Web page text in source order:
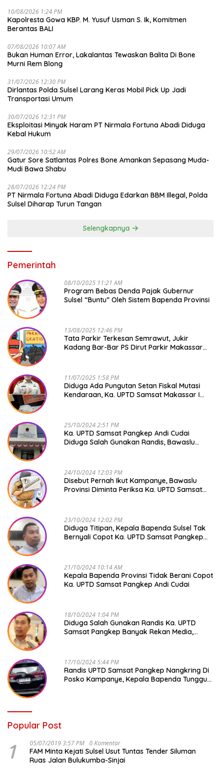
10/08/2026 1:24 PM
Kapolresta Gowa KBP. M. Yusuf Usman S. Ik, Komitmen
Berantas BALI
07/08/2026 10:07 AM
Bukan Human Error, Lakalantas Tewaskan Balita Di Bone
Murni Rem Blong
31/07/2026 12:30 PM
Dirlantas Polda Sulsel Larang Keras Mobil Pick Up Jadi
Transportasi Umum
30/07/2026 12:31 PM
Eksploitasi Minyak Haram PT Nirmala Fortuna Abadi Diduga
Kebal Hukum
29/07/2026 10:52 AM
Gatur Sore Satlantas Polres Bone Amankan Sepasang Muda-
Mudi Bawa Shabu
28/07/2026 12:24 PM
PT Nirmala Fortuna Abadi Diduga Edarkan BBM Illegal, Polda
Sulsel Diharap Turun Tangan
Selengkapnya
Pemerintah
08/10/2025 11:21 AM
Program Bebas Denda Pajak Gubernur
Sulsel “Buntu” Oleh Sistem Bapenda Provinsi
13/08/2025 12:46 PM
Tata Parkir Terkesan Semrawut, Jukir
Kadang Bar-Bar PS Dirut Parkir Makassar
11/07/2025 1:58 PM
Diduga Ada Pungutan Setan Fiskal Mutasi
Kendaraan, Ka. UPTD Samsat Makassar I
25/10/2024 2:51 PM
Ka. UPTD Samsat Pangkep Andi Cudai
Diduga Salah Gunakan Randis, Bawaslu
24/10/2024 12:03 PM
Disebut Pernah Ikut Kampanye, Bawaslu
Provinsi Diminta Periksa Ka. UPTD Samsat
23/10/2024 12:02 PM
Diduga Titipan, Kepala Bapenda Sulsel Tak
Bernyali Copot Ka. UPTD Samsat Pangkep
21/10/2024 10:14 AM
Kepala Bapenda Provinsi Tidak Berani Copot
Ka. UPTD Samsat Pangkep Andi Cudai
18/10/2024 1:04 PM
Diduga Salah Gunakan Randis Ka. UPTD
Samsat Pangkep Banyak Rekan Media,
17/10/2024 5:44 PM
Randis UPTD Samsat Pangkep Nangkring Di
Posko Kampanye, Kepala Bapenda Tunggu
Popular Post
1 05/07/2019 3:57 PM 0 Komentar
FAM Minta Kejati Sulsel Usut Tuntas Tender Siluman
Ruas Jalan Bulukumba-Sinjai